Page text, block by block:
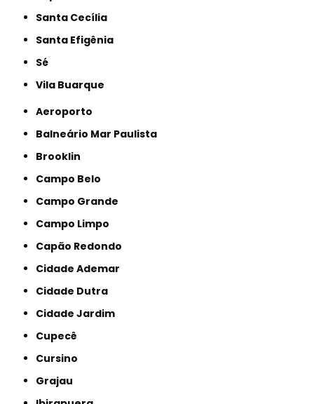
Santa Cecília
Santa Efigênia
Sé
Vila Buarque
Aeroporto
Balneário Mar Paulista
Brooklin
Campo Belo
Campo Grande
Campo Limpo
Capão Redondo
Cidade Ademar
Cidade Dutra
Cidade Jardim
Cupecê
Cursino
Grajau